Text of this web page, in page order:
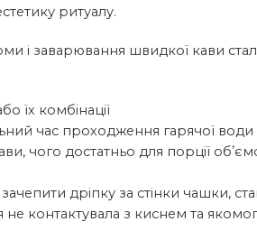
ритуалу.
і заварювання швидкої кави
їх комбінації
час проходження гарячої води
чого достатньо для порції
дріпку за стінки чашки,
контактувала з киснем та